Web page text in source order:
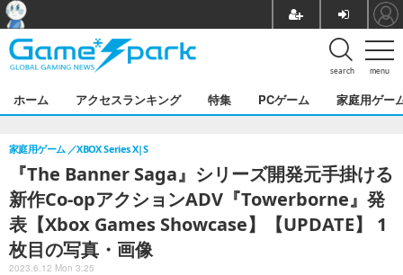
menu
search
ホーム アクセスランキング 特集 PCゲーム 家庭用ゲー
『The Banner Saga』シリーズ開発元手掛ける
新作Co-opアクションADV『Towerborne』発
表【Xbox Games Showcase】【UPDATE】 1
枚目の写真・画像
家庭用ゲーム XBOX Series X|S
2023.6.12 Mon 3:25